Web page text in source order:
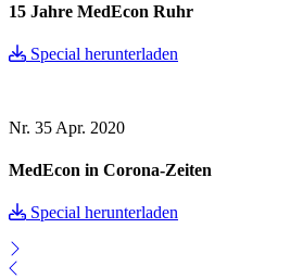
15 Jahre MedEcon Ruhr
Special herunterladen
Nr. 35 Apr. 2020
MedEcon in Corona-Zeiten
Special herunterladen